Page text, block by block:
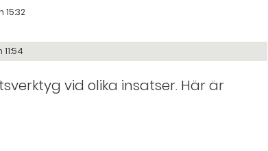
15:32
vid olika insatser. Här är